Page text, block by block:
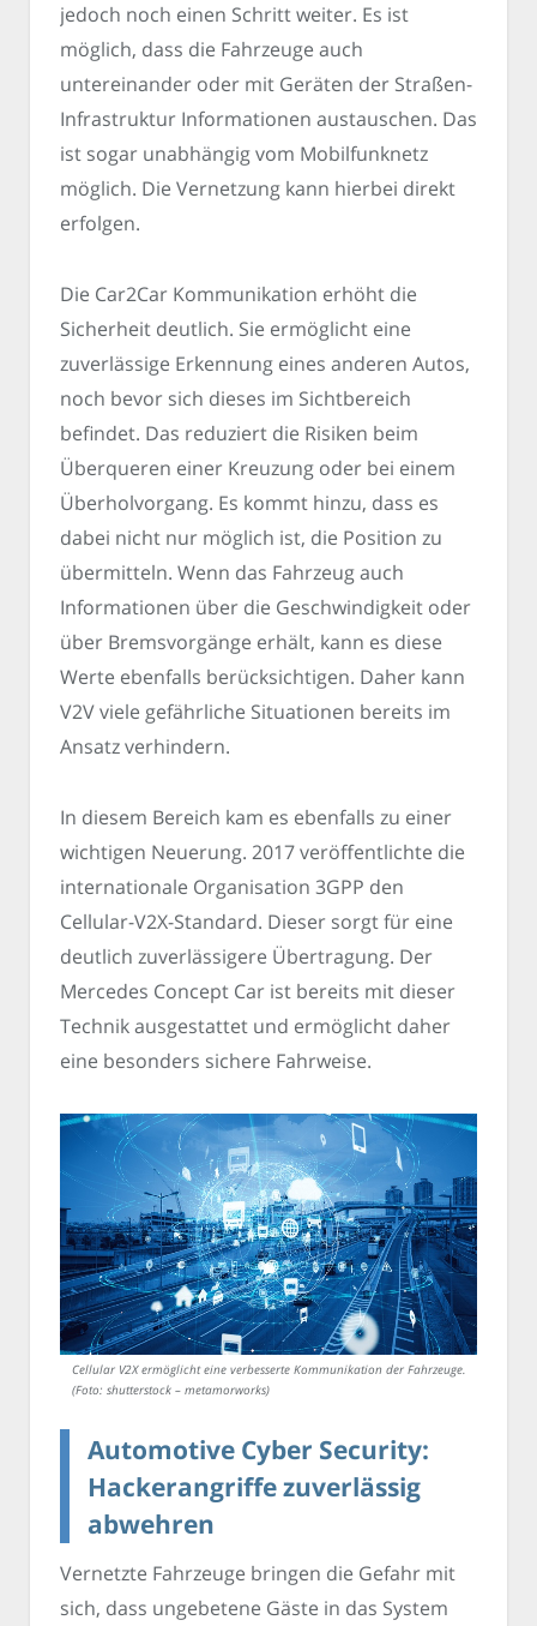
jedoch noch einen Schritt weiter. Es ist
möglich, dass die Fahrzeuge auch
untereinander oder mit Geräten der Straßen-
Infrastruktur Informationen austauschen. Das
ist sogar unabhängig vom Mobilfunknetz
möglich. Die Vernetzung kann hierbei direkt
erfolgen.
Die Car2Car Kommunikation erhöht die
Sicherheit deutlich. Sie ermöglicht eine
zuverlässige Erkennung eines anderen Autos,
noch bevor sich dieses im Sichtbereich
befindet. Das reduziert die Risiken beim
Überqueren einer Kreuzung oder bei einem
Überholvorgang. Es kommt hinzu, dass es
dabei nicht nur möglich ist, die Position zu
übermitteln. Wenn das Fahrzeug auch
Informationen über die Geschwindigkeit oder
über Bremsvorgänge erhält, kann es diese
Werte ebenfalls berücksichtigen. Daher kann
V2V viele gefährliche Situationen bereits im
Ansatz verhindern.
In diesem Bereich kam es ebenfalls zu einer
wichtigen Neuerung. 2017 veröffentlichte die
internationale Organisation 3GPP den
Cellular-V2X-Standard. Dieser sorgt für eine
deutlich zuverlässigere Übertragung. Der
Mercedes Concept Car ist bereits mit dieser
Technik ausgestattet und ermöglicht daher
eine besonders sichere Fahrweise.
Cellular V2X ermöglicht eine verbesserte Kommunikation der Fahrzeuge.
(Foto: shutterstock – metamorworks)
Automotive Cyber Security:
Hackerangriffe zuverlässig
abwehren
Vernetzte Fahrzeuge bringen die Gefahr mit
sich, dass ungebetene Gäste in das System